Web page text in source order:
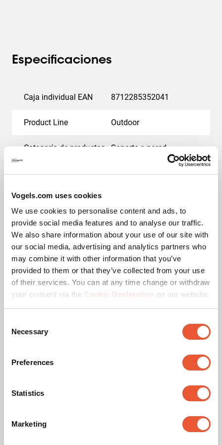
Vogels.com uses cookies
We use cookies to personalise content and ads, to
provide social media features and to analyse our traffic.
We also share information about your use of our site with
our social media, advertising and analytics partners who
may combine it with other information that you’ve
provided to them or that they’ve collected from your use
of their services. You can at any time change or withdraw
your consent via the Cookie Declaration on our website.
Selection
Necessary
Preferences
Statistics
Marketing
El kit de soporte a pared para exteriores está diseñado
para cumplir con todos los requisitos. El tratamiento
soportar las condiciones climáticas más extremas.
Especificaciones
Caja individual EAN 8712285352041
Product Line Outdoor
Categoría de productos Soporte a pared
Garantía 2 años
Carga máx. de peso (kg)
Altura (mm) 818
Anchura (mm) 1373
Profundidad (mm) 141
Tamaño mín. de pantalla (pulgadas) 55